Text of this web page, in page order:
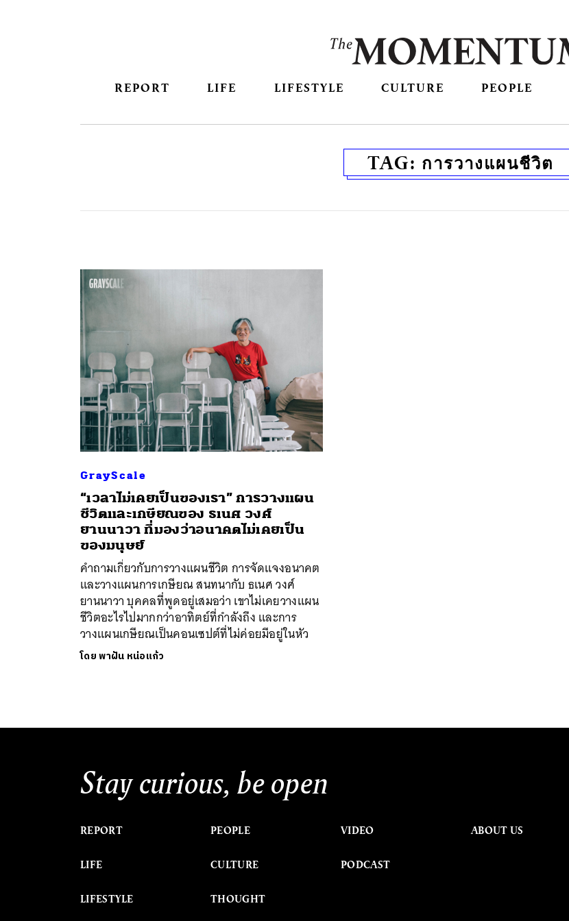
REPORT LIFE LIFESTYLE CULTURE PEOPLE
TAG: การวางแผนชีวิต
GrayScale
“เวลาไม่เคยเป็นของเรา” การวางแผน
ชีวิตและเกษียณของ ธเนศ วงศ์
ยานนาวา ที่มองว่าอนาคตไม่เคยเป็น
ของมนุษย์
คำถามเกี่ยวกับการวางแผนชีวิต การจัดแจงอนาคต
และวางแผนการเกษียณ สนทนากับ ธเนศ วงศ์
ยานนาวา บุคคลที่พูดอยู่เสมอว่า เขาไม่เคยวางแผน
ชีวิตอะไรไปมากกว่าอาทิตย์ที่กำลังถึง และการ
วางแผนเกษียณเป็นคอนเซปต์ที่ไม่ค่อยมีอยู่ในหัว
โดยพาฝัน หน่อแก้ว
Stay curious, be open
REPORT
LIFE
LIFESTYLE
PEOPLE
CULTURE
THOUGHT
VIDEO
PODCAST
ABOUT US